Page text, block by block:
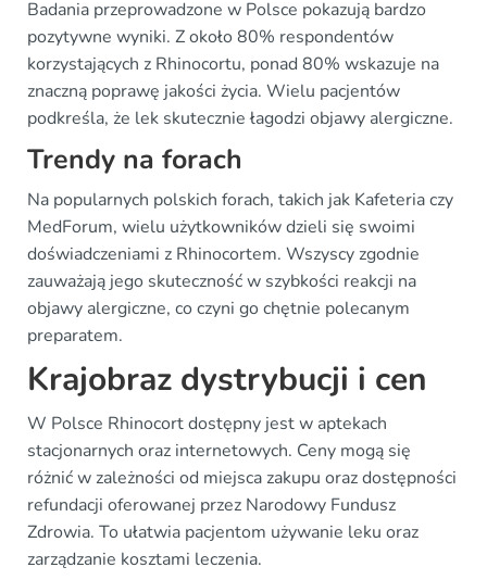
Badania przeprowadzone w Polsce pokazują bardzo
pozytywne wyniki. Z około 80% respondentów
korzystających z Rhinocortu, ponad 80% wskazuje na
znaczną poprawę jakości życia. Wielu pacjentów
podkreśla, że lek skutecznie łagodzi objawy alergiczne.
Trendy na forach
Na popularnych polskich forach, takich jak Kafeteria czy
MedForum, wielu użytkowników dzieli się swoimi
doświadczeniami z Rhinocortem. Wszyscy zgodnie
zauważają jego skuteczność w szybkości reakcji na
objawy alergiczne, co czyni go chętnie polecanym
preparatem.
Krajobraz dystrybucji i cen
W Polsce Rhinocort dostępny jest w aptekach
stacjonarnych oraz internetowych. Ceny mogą się
różnić w zależności od miejsca zakupu oraz dostępności
refundacji oferowanej przez Narodowy Fundusz
Zdrowia. To ułatwia pacjentom używanie leku oraz
zarządzanie kosztami leczenia.